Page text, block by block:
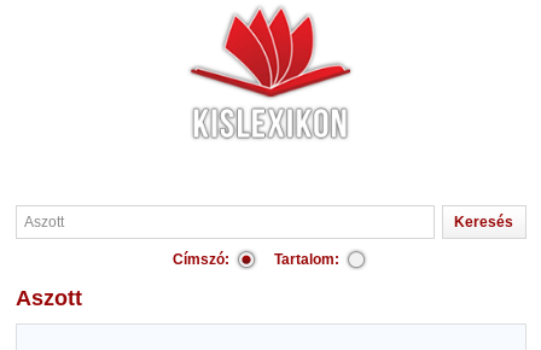
Címszó: Tartalom:
Aszott